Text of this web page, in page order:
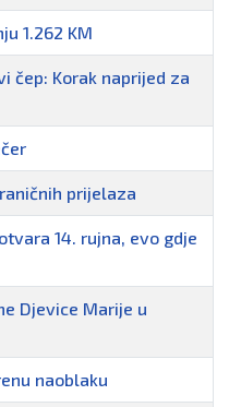
1.262 KM
čep: Korak naprijed za
prijelaza
14. rujna, evo gdje
Djevice Marije u
naoblaku